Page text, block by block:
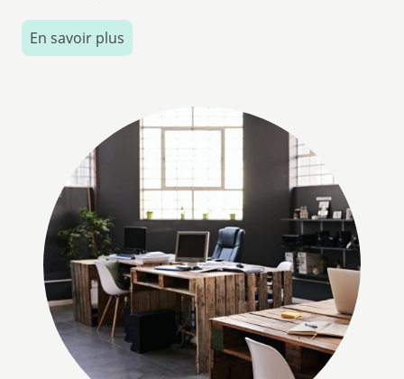
En savoir plus